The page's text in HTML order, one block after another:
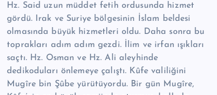
Hz. Said uzun müddet fetih ordusunda hizmet
gördü. Irak ve Suriye bölgesi­nin İslam beldesi
olmasında büyük hizmetleri oldu. Daha sonra bu
toprakları adım adım gezdi. İlim ve irfan ışıkları
saçtı. Hz. Osman ve Hz. Ali aleyhinde
dedikoduları önlemeye çalıştı. Kûfe valiliğini
Mugîre bin Şûbe yürütüyordu. Bir gün Mugîre,